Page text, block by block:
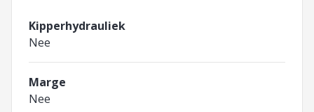
Kipperhydrauliek
Nee
Marge
Nee